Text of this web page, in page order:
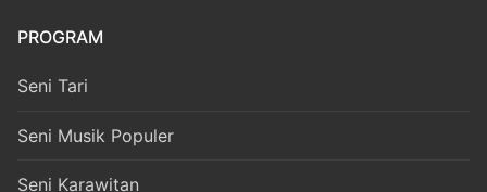
PROGRAM
Seni Tari
Seni Musik Populer
Seni Karawitan